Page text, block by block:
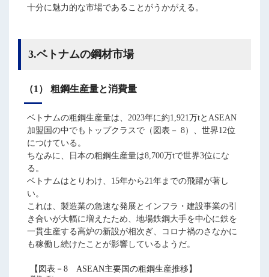
十分に魅力的な市場であることがうかがえる。
3.ベトナムの鋼材市場
（1） 粗鋼生産量と消費量
ベトナムの粗鋼生産量は、2023年に約1,921万tとASEAN
加盟国の中でもトップクラスで（図表－ 8）、世界12位
につけている。
ちなみに、日本の粗鋼生産量は8,700万tで世界3位にな
る。
ベトナムはとりわけ、15年から21年までの飛躍が著し
い。
これは、製造業の急速な発展とインフラ・建設事業の引
き合いが大幅に増えたため、地場鉄鋼大手を中心に鉄を
一貫生産する高炉の新設が相次ぎ、コロナ禍のさなかに
も稼働し続けたことが影響しているようだ。
【図表－8 ASEAN主要国の粗鋼生産推移】